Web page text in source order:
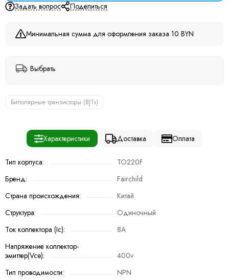
Задать вопрос Поделиться
Минимальная сумма для оформления заказа 10 BYN
Выбрать
Биполярные транзисторы (BJTs)
Характеристики Доставка Оплата
Тип корпуса:
TO220F
Бренд:
Fairchild
Страна происхождения:
Китай
Структура:
Одиночный
Ток коллектора (Ic):
8A
Напряжение коллектор-
эмиттер(Vce):
400v
Тип проводимости:
NPN